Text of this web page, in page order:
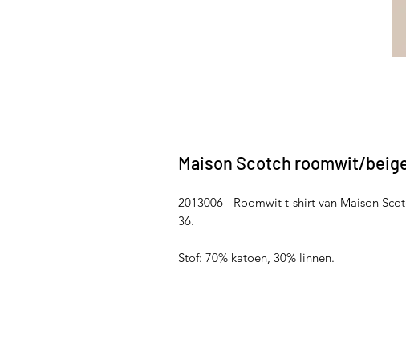
Maison Scotch roomwit/
2013006 - Roomwit t-shirt van Maison
36.
Stof: 70% katoen, 30% linnen.